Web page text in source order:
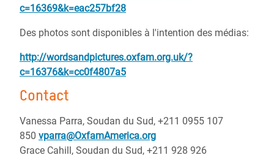
c=16369&k=eac257bf28
Des photos sont disponibles à l'intention des médias:
http://wordsandpictures.oxfam.org.uk/?
c=16376&k=cc0f4807a5
Contact
Vanessa Parra, Soudan du Sud, +211 0955 107
850 vparra@OxfamAmerica.org
Grace Cahill, Soudan du Sud, +211 928 926